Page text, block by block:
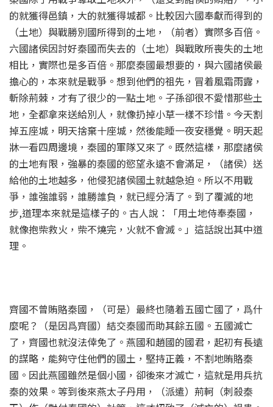
的就獲得邑鎮，大的就獲得城都。比較因六國奉獻而得到的
（土地）與戰勝別國所得到的土地，（前者）實際多百倍。
六國諸侯因討好秦國而失去的（土地）與戰敗所喪失的土地
相比，實際也是多百倍。那麼秦國最想要的，與六國諸侯最
擔心的，本來就是戰爭。想到他們的祖先，冒着風霜雨露，
斬除荊棘，才有了很少的一點土地。子孫卻很不愛惜那些土
地，全都拿來送給別人，就像扔掉小草一樣不珍惜。今天割
掉五座城，明天捨棄十座城，然後能睡一夜安穩覺。明天起
牀一看四周邊境，秦國的軍隊又來了。既然這樣，那麼諸侯
的土地有限，強暴的秦國的慾望永遠不會滿足，（諸侯）送
給他的土地越多，他侵犯諸侯國土就越急迫。所以不用戰
爭，誰強誰弱，誰勝誰負，就已經分清了。到了覆滅的地
步,道理本來就是這樣子的。古人說：「用土地侍奉秦國，
就像抱柴救火，柴不燒完，火就不會滅。」這話說出其中道
理。
齊國不曾賄賂秦國，（可是）最終也隨着五國亡國了，爲什
麼呢？（是因爲齊國）結交秦國而助其餘五國。五國滅亡
了，齊國也就沒法倖免了。燕國和趙國的國君，起初有長遠
的謀略，能夠守住他們的國土，堅持正義，不割地賄賂秦
國。因此燕國雖然是個小國，卻後來才滅亡，這就是用兵抗
秦的效果。等到後來燕太子丹用，（派遣）荊軻（刺殺秦